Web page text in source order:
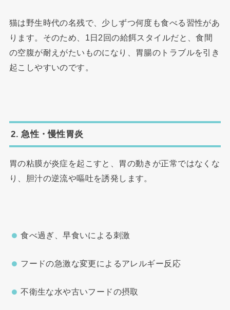
猫は野生時代の名残で、少しずつ何度も食べる習性があ
ります。そのため、1日2回の給餌スタイルだと、食間
の空腹が耐えがたいものになり、胃腸のトラブルを引き
起こしやすいのです。
2. 急性・慢性胃炎
胃の粘膜が炎症を起こすと、胃の動きが正常ではなくな
り、胆汁の逆流や嘔吐を誘発します。
食べ過ぎ、早食いによる刺激
フードの急激な変更によるアレルギー反応
不衛生な水や古いフードの摂取